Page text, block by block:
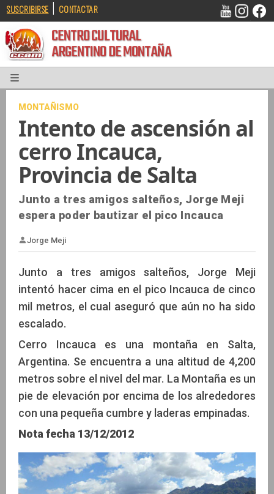
SUSCRIBIRSE | CONTACTAR
CENTRO CULTURAL
ARGENTINO DE MONTAÑA
MONTAÑISMO
Intento de ascensión al
cerro Incauca,
Provincia de Salta
Junto a tres amigos salteños, Jorge Meji
espera poder bautizar el pico Incauca
Jorge Meji
Junto a tres amigos salteños, Jorge Meji
intentó hacer cima en el pico Incauca de cinco
mil metros, el cual aseguró que aún no ha sido
escalado.
Cerro Incauca es una montaña en Salta,
Argentina. Se encuentra a una altitud de 4,200
metros sobre el nivel del mar. La Montaña es un
pie de elevación por encima de los alrededores
con una pequeña cumbre y laderas empinadas.
Nota fecha 13/12/2012